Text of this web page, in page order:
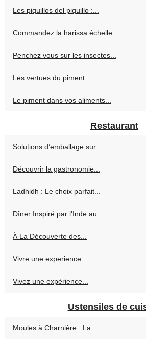
Les piquillos del piquillo :...
Commandez la harissa échelle...
Penchez vous sur les insectes...
Les vertues du piment...
Le piment dans vos aliments...
Restaurant
Solutions d’emballage sur...
Découvrir la gastronomie...
Ladhidh : Le choix parfait...
Dîner Inspiré par l'Inde au...
À La Découverte des...
Vivre une experience...
Vivez une expérience...
Ustensiles de
Moules à Charnière : La...